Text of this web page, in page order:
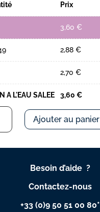
Prix
3,60 €
2,88 €
2,70 €
A L'EAU SALEE 3,60 €
Ajouter au panier
Besoin d’aide ?
Contactez-nous
+33 (0)9 50 51 00 80*